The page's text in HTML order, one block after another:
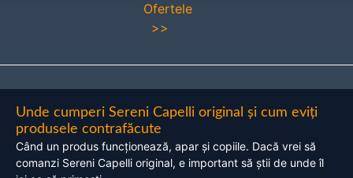
Ofertele
>>
Unde cumperi Sereni Capelli original și cum eviți
produsele contrafăcute
Când un produs funcționează, apar și copiile. Dacă vrei să
comanzi Sereni Capelli original, e important să știi de unde îl